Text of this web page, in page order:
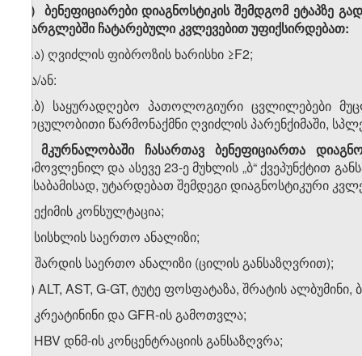
დ) ბენეფიციარები დიაგნოსტიკის შემდგომ ეტაპზე
ფარგლებში ჩატარებული კვლევებით უფიქსირდებათ:
დ.ა) ღვიძლის ფიბროზის ხარისხი ≥F2;
და/ან:
დ.ბ) საყურადღებო პათოლოგიური ცვლილებები
მოცულობითი წარმონაქმნი ღვიძლის პარენქიმაში,
2. მკურნალობაში ჩასართავ ბენეფიციართა
გამოვლენილ და ასევე 23-ე მუხლის „ბ“ ქვეპუნქტით
შესაბამისად, უტარდებათ შემდეგი დიაგნოსტიკური
ა) ექიმის კონსულტაცია;
ბ) სისხლის საერთო ანალიზი;
გ) შარდის საერთო ანალიზი (ცილის განსაზღვრით);
დ) ALT, AST, G-GT, ტუტე ფოსფატაზა, შრატის
ე) კრეატინინი და GFR-ის გამოთვლა;
ვ) HBV დნმ-ის კონცენტრაციის განსაზღვრა;